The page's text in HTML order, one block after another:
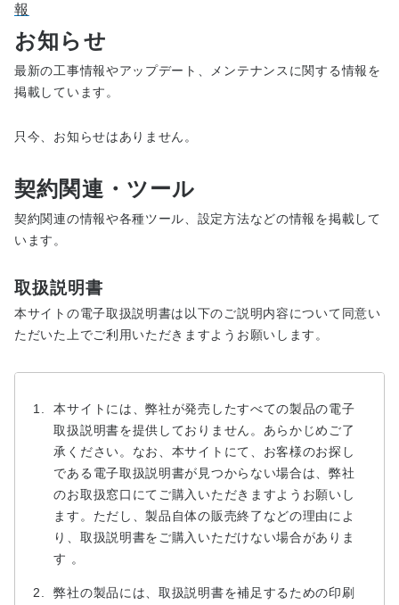
報
お知らせ
最新の工事情報やアップデート、メンテナンスに関する情報を
掲載しています。
只今、お知らせはありません。
契約関連・ツール
契約関連の情報や各種ツール、設定方法などの情報を掲載して
います。
取扱説明書
本サイトの電子取扱説明書は以下のご説明内容について同意い
ただいた上でご利用いただきますようお願いします。
本サイトには、弊社が発売したすべての製品の電子
取扱説明書を提供しておりません。あらかじめご了
承ください。なお、本サイトにて、お客様のお探し
である電子取扱説明書が見つからない場合は、弊社
のお取扱窓口にてご購入いただきますようお願いし
ます。ただし、製品自体の販売終了などの理由によ
り、取扱説明書をご購入いただけない場合がありま
す 。
弊社の製品には、取扱説明書を補足するための印刷